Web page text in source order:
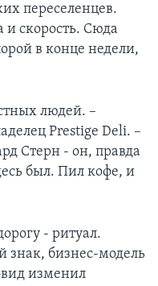
переселенцев.
и скорость. Сюда
в конце недели,
людей. –
Prestige Deli. –
Стерн - он, правда
был. Пил кофе, и
- ритуал.
знак, бизнес-модель
изменил